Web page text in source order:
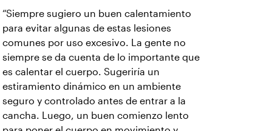
“Siempre sugiero un buen calentamiento
para evitar algunas de estas lesiones
comunes por uso excesivo. La gente no
siempre se da cuenta de lo importante que
es calentar el cuerpo. Sugeriría un
estiramiento dinámico en un ambiente
seguro y controlado antes de entrar a la
cancha. Luego, un buen comienzo lento